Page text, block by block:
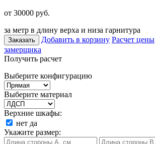
от 30000 руб.
за метр в длину верха и низа гарнитура
Заказать Добавить в корзину Расчет цены
замерщика
Получить расчет
Выберите конфигурацию
Выберите материал
Верхние шкафы:
нет да
Укажите размер: